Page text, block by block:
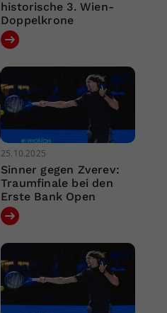
historische 3. Wien-
Doppelkrone
25.10.2025
Sinner gegen Zverev:
Traumfinale bei den
Erste Bank Open